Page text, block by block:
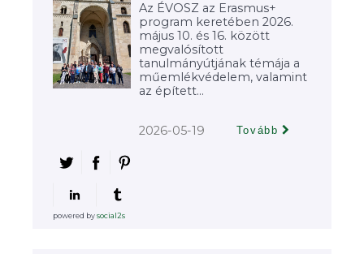
Az ÉVOSZ az Erasmus+
program keretében 2026.
május 10. és 16. között
megvalósított
tanulmányútjának témája a
műemlékvédelem, valamint
az épített...
2026-05-19 Tovább
powered bysocial2s